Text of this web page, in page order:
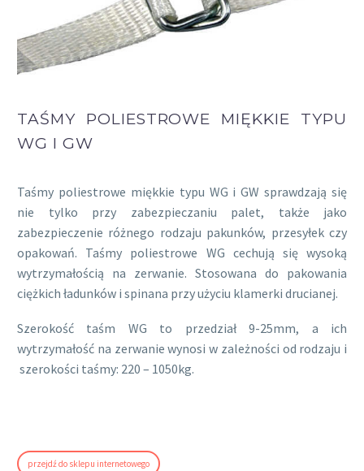
TAŚMY POLIESTROWE MIĘKKIE TYPU
WG I GW
Taśmy poliestrowe miękkie typu WG i GW sprawdzają się
nie tylko przy zabezpieczaniu palet, także jako
zabezpieczenie różnego rodzaju pakunków, przesyłek czy
opakowań. Taśmy poliestrowe WG cechują się wysoką
wytrzymałością na zerwanie. Stosowana do pakowania
ciężkich ładunków i spinana przy użyciu klamerki drucianej.
Szerokość taśm WG to przedział 9-25mm, a ich
wytrzymałość na zerwanie wynosi w zależności od rodzaju i
szerokości taśmy: 220 – 1050kg.
przejdź do sklepu internetowego